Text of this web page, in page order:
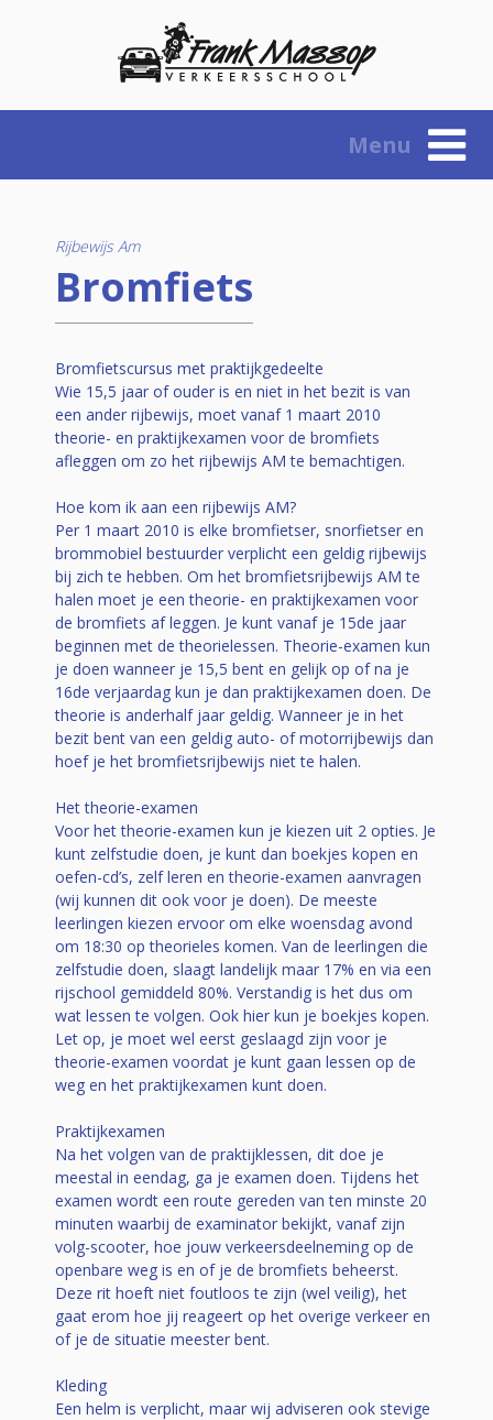
Menu
Rijbewijs Am
Bromfiets
Bromfietscursus met praktijkgedeelte
Wie 15,5 jaar of ouder is en niet in het bezit is van
een ander rijbewijs, moet vanaf 1 maart 2010
theorie- en praktijkexamen voor de bromfiets
afleggen om zo het rijbewijs AM te bemachtigen.
Hoe kom ik aan een rijbewijs AM?
Per 1 maart 2010 is elke bromfietser, snorfietser en
brommobiel bestuurder verplicht een geldig rijbewijs
bij zich te hebben. Om het bromfietsrijbewijs AM te
halen moet je een theorie- en praktijkexamen voor
de bromfiets af leggen. Je kunt vanaf je 15de jaar
beginnen met de theorielessen. Theorie-examen kun
je doen wanneer je 15,5 bent en gelijk op of na je
16de verjaardag kun je dan praktijkexamen doen. De
theorie is anderhalf jaar geldig. Wanneer je in het
bezit bent van een geldig auto- of motorrijbewijs dan
hoef je het bromfietsrijbewijs niet te halen.
Het theorie-examen
Voor het theorie-examen kun je kiezen uit 2 opties. Je
kunt zelfstudie doen, je kunt dan boekjes kopen en
oefen-cd’s, zelf leren en theorie-examen aanvragen
(wij kunnen dit ook voor je doen). De meeste
leerlingen kiezen ervoor om elke woensdag avond
om 18:30 op theorieles komen. Van de leerlingen die
zelfstudie doen, slaagt landelijk maar 17% en via een
rijschool gemiddeld 80%. Verstandig is het dus om
wat lessen te volgen. Ook hier kun je boekjes kopen.
Let op, je moet wel eerst geslaagd zijn voor je
theorie-examen voordat je kunt gaan lessen op de
weg en het praktijkexamen kunt doen.
Praktijkexamen
Na het volgen van de praktijklessen, dit doe je
meestal in eendag, ga je examen doen. Tijdens het
examen wordt een route gereden van ten minste 20
minuten waarbij de examinator bekijkt, vanaf zijn
volg-scooter, hoe jouw verkeersdeelneming op de
openbare weg is en of je de bromfiets beheerst.
Deze rit hoeft niet foutloos te zijn (wel veilig), het
gaat erom hoe jij reageert op het overige verkeer en
of je de situatie meester bent.
Kleding
Een helm is verplicht, maar wij adviseren ook stevige